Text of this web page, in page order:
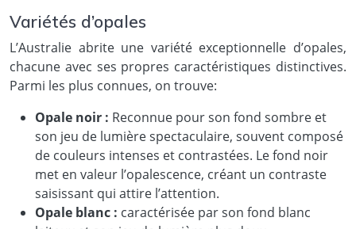
Variétés d’opales
L’Australie abrite une variété exceptionnelle d’opales,
chacune avec ses propres caractéristiques distinctives.
Parmi les plus connues, on trouve:
Opale noir : Reconnue pour son fond sombre et
son jeu de lumière spectaculaire, souvent composé
de couleurs intenses et contrastées. Le fond noir
met en valeur l’opalescence, créant un contraste
saisissant qui attire l’attention.
Opale blanc : caractérisée par son fond blanc